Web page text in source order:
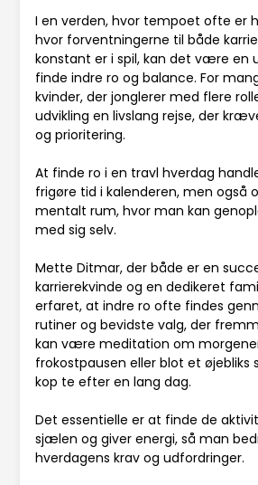
I en verden, hvor tempoet ofte er
hvor forventningerne til både
konstant er i spil, kan det være en
finde indre ro og balance. For
kvinder, der jonglerer med flere
udvikling en livslang rejse, der
og prioritering.
At finde ro i en travl hverdag
frigøre tid i kalenderen, men også
mentalt rum, hvor man kan
med sig selv.
Mette Ditmar, der både er en
karrierekvinde og en dedikeret
erfaret, at indre ro ofte findes
rutiner og bevidste valg, der
kan være meditation om
frokostpausen eller blot et øjebliks
kop te efter en lang dag.
Det essentielle er at finde de
sjælen og giver energi, så man
hverdagens krav og udfordringer.